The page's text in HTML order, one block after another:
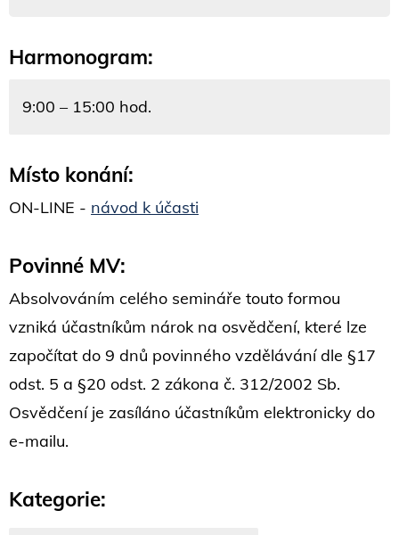
Harmonogram:
9:00 – 15:00 hod.
Místo konání:
ON-LINE - návod k účasti
Povinné MV:
Absolvováním celého semináře touto formou
vzniká účastníkům nárok na osvědčení, které lze
započítat do 9 dnů povinného vzdělávání dle §17
odst. 5 a §20 odst. 2 zákona č. 312/2002 Sb.
Osvědčení je zasíláno účastníkům elektronicky do
e-mailu.
Kategorie: